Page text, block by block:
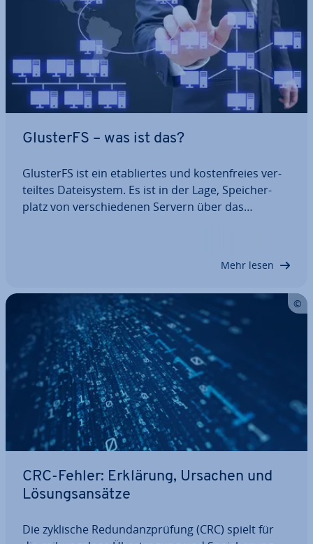
GlusterFS – was ist das?
GlusterFS ist ein eta­blier­tes und kos­ten­frei­es ver­
teil­tes Da­tei­sys­tem. Es ist in der Lage, Spei­cher­
platz von ver­schie­de­nen Servern über das
Mehr lesen
CRC-Fehler: Erklärung, Ursachen und
Lö­sungs­an­sät­ze
Die zyklische Red­un­danz­prü­fung (CRC) spielt für